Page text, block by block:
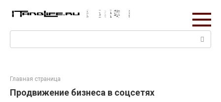
Поиск:
Главная страница
Продвижение бизнеса в соцсетях